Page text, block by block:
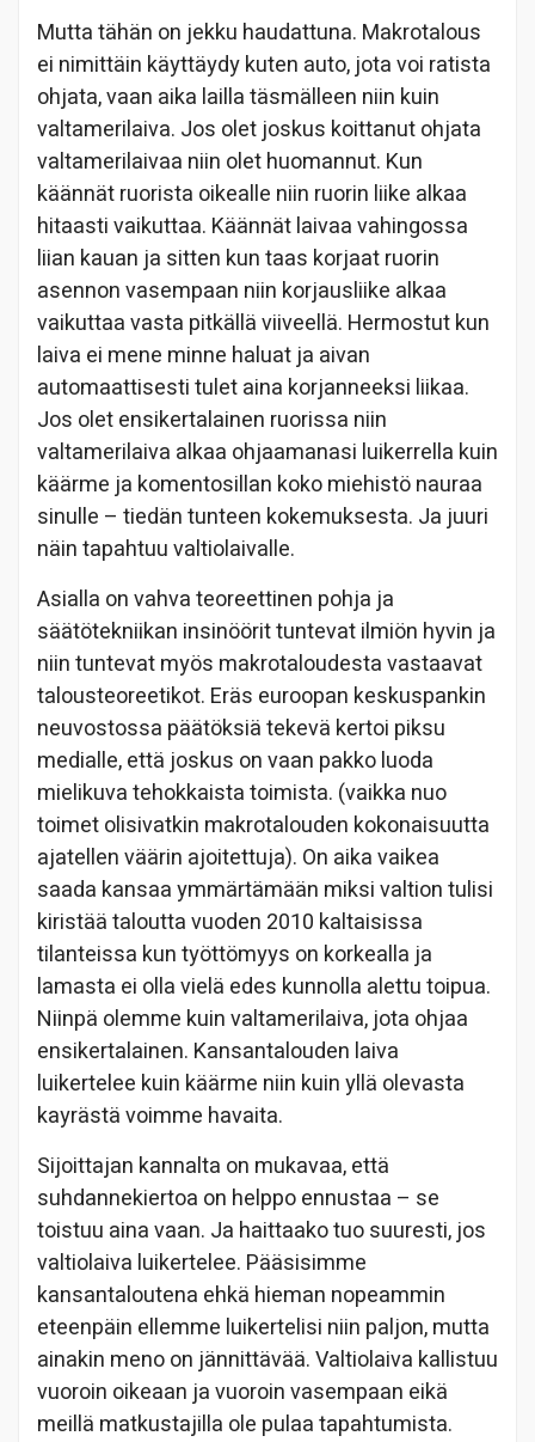
Mutta tähän on jekku haudattuna. Makrotalous
ei nimittäin käyttäydy kuten auto, jota voi ratista
ohjata, vaan aika lailla täsmälleen niin kuin
valtamerilaiva. Jos olet joskus koittanut ohjata
valtamerilaivaa niin olet huomannut. Kun
käännät ruorista oikealle niin ruorin liike alkaa
hitaasti vaikuttaa. Käännät laivaa vahingossa
liian kauan ja sitten kun taas korjaat ruorin
asennon vasempaan niin korjausliike alkaa
vaikuttaa vasta pitkällä viiveellä. Hermostut kun
laiva ei mene minne haluat ja aivan
automaattisesti tulet aina korjanneeksi liikaa.
Jos olet ensikertalainen ruorissa niin
valtamerilaiva alkaa ohjaamanasi luikerrella kuin
käärme ja komentosillan koko miehistö nauraa
sinulle – tiedän tunteen kokemuksesta. Ja juuri
näin tapahtuu valtiolaivalle.
Asialla on vahva teoreettinen pohja ja
säätötekniikan insinöörit tuntevat ilmiön hyvin ja
niin tuntevat myös makrotaloudesta vastaavat
talousteoreetikot. Eräs euroopan keskuspankin
neuvostossa päätöksiä tekevä kertoi piksu
medialle, että joskus on vaan pakko luoda
mielikuva tehokkaista toimista. (vaikka nuo
toimet olisivatkin makrotalouden kokonaisuutta
ajatellen väärin ajoitettuja). On aika vaikea
saada kansaa ymmärtämään miksi valtion tulisi
kiristää taloutta vuoden 2010 kaltaisissa
tilanteissa kun työttömyys on korkealla ja
lamasta ei olla vielä edes kunnolla alettu toipua.
Niinpä olemme kuin valtamerilaiva, jota ohjaa
ensikertalainen. Kansantalouden laiva
luikertelee kuin käärme niin kuin yllä olevasta
kayrästä voimme havaita.
Sijoittajan kannalta on mukavaa, että
suhdannekiertoa on helppo ennustaa – se
toistuu aina vaan. Ja haittaako tuo suuresti, jos
valtiolaiva luikertelee. Pääsisimme
kansantaloutena ehkä hieman nopeammin
eteenpäin ellemme luikertelisi niin paljon, mutta
ainakin meno on jännittävää. Valtiolaiva kallistuu
vuoroin oikeaan ja vuoroin vasempaan eikä
meillä matkustajilla ole pulaa tapahtumista.